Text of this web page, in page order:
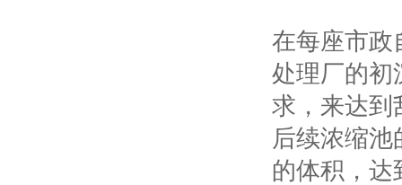
在每座市政
处理厂的初
求，来达到
后续浓缩
的体积，达